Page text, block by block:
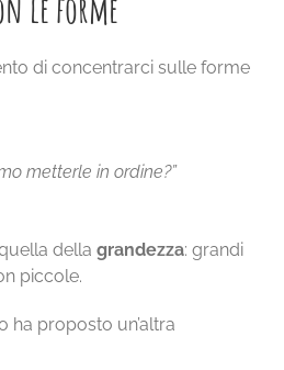
le forme
di concentrarci sulle forme
metterle in ordine?”
della grandezza: grandi
piccole.
proposto un’altra